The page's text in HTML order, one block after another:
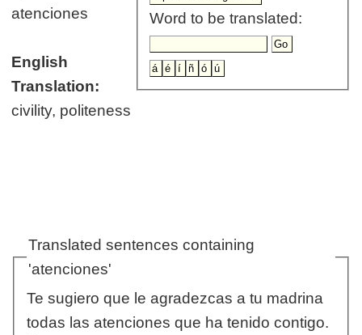
Word to be translated:
atenciones
English
Translation:
civility, politeness
Translated sentences containing
'atenciones'
Te sugiero que le agradezcas a tu madrina
todas las atenciones que ha tenido contigo.